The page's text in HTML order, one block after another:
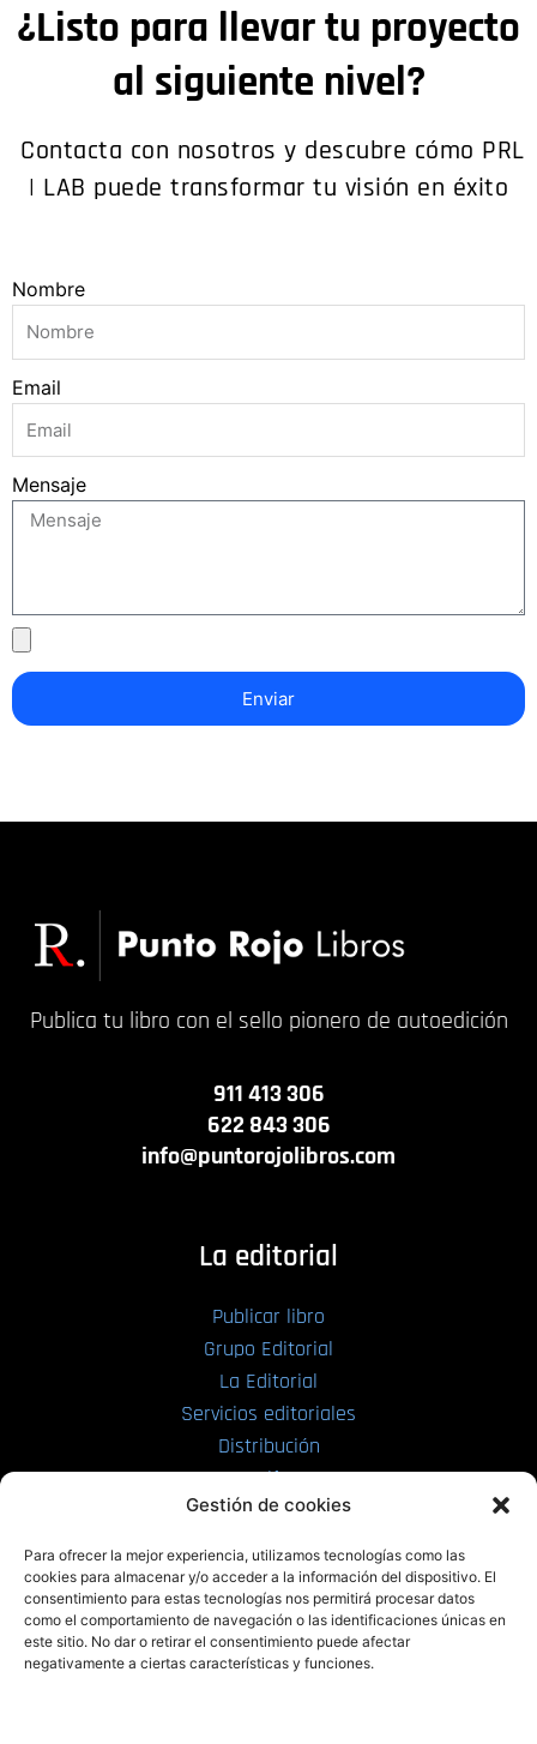
Gestión de cookies
Para ofrecer la mejor experiencia, utilizamos tecnologías como las
cookies para almacenar y/o acceder a la información del dispositivo. El
consentimiento para estas tecnologías nos permitirá procesar datos
como el comportamiento de navegación o las identificaciones únicas en
este sitio. No dar o retirar el consentimiento puede afectar
negativamente a ciertas características y funciones.
¿Listo para llevar tu proyecto
al siguiente nivel?
Contacta con nosotros y descubre cómo PRL
| LAB puede transformar tu visión en éxito
Nombre
Email
Mensaje
Enviar
Publica tu libro con el sello pionero de autoedición
911 413 306
622 843 306
info@puntorojolibros.com
La editorial
Publicar libro
Grupo Editorial
La Editorial
Servicios editoriales
Distribución
Tarifas
Enviar manuscrito
PRL | Media
PRL | Films
PRL | Play